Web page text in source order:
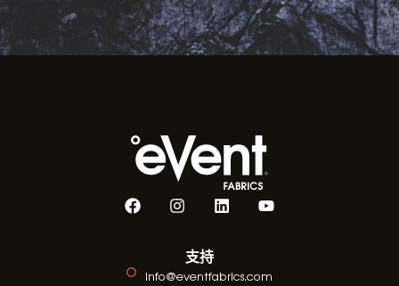
支持
info@eventfabrics.com